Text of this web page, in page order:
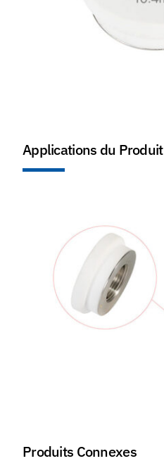
Applications du Produit
Produits Connexes